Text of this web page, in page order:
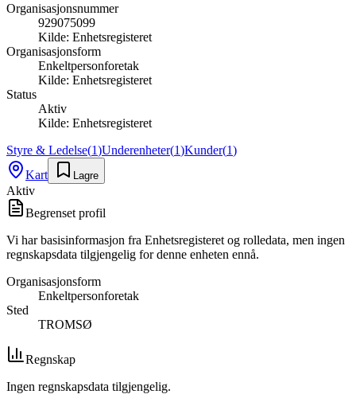
Organisasjonsnummer
929075099
Kilde: Enhetsregisteret
Organisasjonsform
Enkeltpersonforetak
Kilde: Enhetsregisteret
Status
Aktiv
Kilde: Enhetsregisteret
Styre & Ledelse(1)Underenheter(1)Kunder(1)
Kart
Lagre
Aktiv
Begrenset profil
Vi har basisinformasjon fra Enhetsregisteret og rolledata, men ingen
regnskapsdata tilgjengelig for denne enheten ennå.
Organisasjonsform
Enkeltpersonforetak
Sted
TROMSØ
Regnskap
Ingen regnskapsdata tilgjengelig.